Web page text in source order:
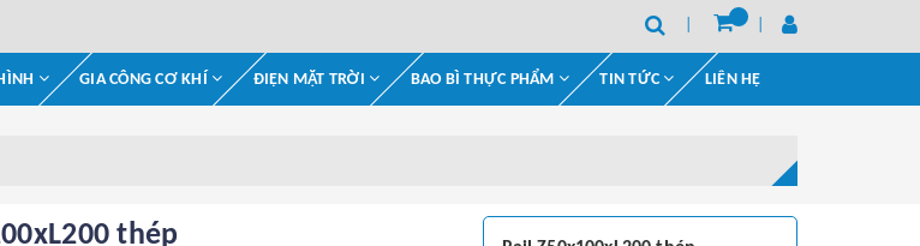
GIA CÔNG CƠ KHÍ ĐIỆN MẶT TRỜI BAO BÌ THỰC PHẨM TIN TỨC LIÊN HỆ
thép